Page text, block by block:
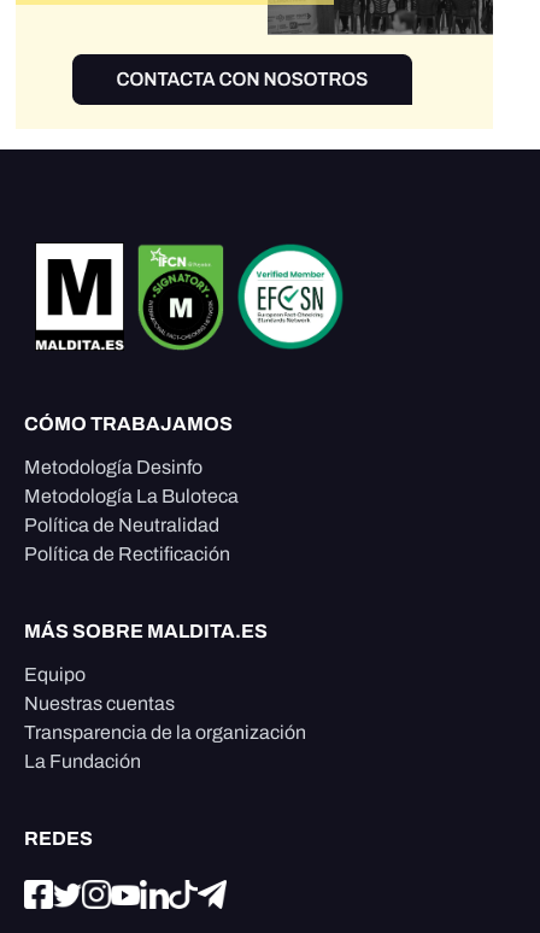
CÓMO TRABAJAMOS
Metodología Desinfo
Metodología La Buloteca
Política de Neutralidad
Política de Rectificación
MÁS SOBRE MALDITA.ES
Equipo
Nuestras cuentas
Transparencia de la organización
La Fundación
REDES